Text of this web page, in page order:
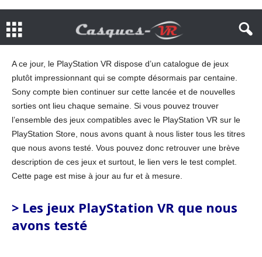
A ce jour, le PlayStation VR dispose d’un catalogue de jeux
plutôt impressionnant qui se compte désormais par centaine.
Sony compte bien continuer sur cette lancée et de nouvelles
sorties ont lieu chaque semaine. Si vous pouvez trouver
l’ensemble des jeux compatibles avec le PlayStation VR sur le
PlayStation Store, nous avons quant à nous lister tous les titres
que nous avons testé. Vous pouvez donc retrouver une brève
description de ces jeux et surtout, le lien vers le test complet.
Cette page est mise à jour au fur et à mesure.
> Les jeux PlayStation VR que nous
avons testé